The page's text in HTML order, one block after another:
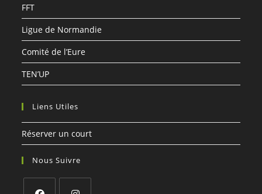
FFT
Ligue de Normandie
Comité de l’Eure
TEN’UP
Liens Utiles
Réserver un court
Nous Suivre